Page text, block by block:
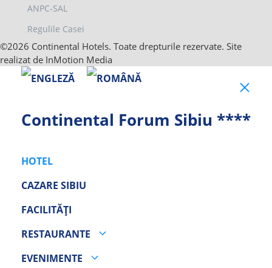
ANPC-SAL
Regulile Casei
©2026 Continental Hotels. Toate drepturile rezervate. Site
realizat de InMotion Media
Continental Forum Sibiu ****
HOTEL
CAZARE SIBIU
FACILITĂȚI
RESTAURANTE
EVENIMENTE